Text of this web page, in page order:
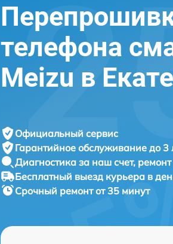
телефона
Meizu в
Официальный сервис
Гарантийное обслуживание до 3
Диагностика за наш счет,
Бесплатный выезд курьера в
Срочный ремонтот 35 минут